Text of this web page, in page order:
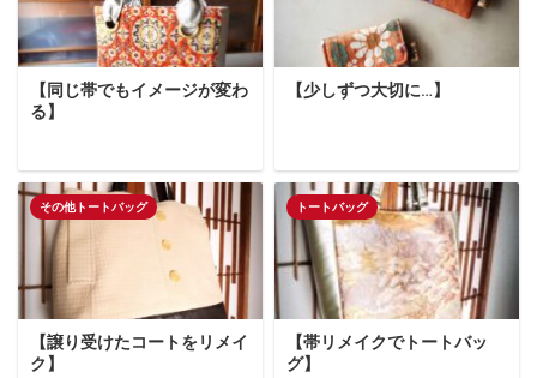
【同じ帯でもイメージが変わ
る】
【少しずつ大切に…】
その他トートバッグ
【譲り受けたコートをリメイ
ク】
トートバッグ
【帯リメイクでトートバッ
グ】